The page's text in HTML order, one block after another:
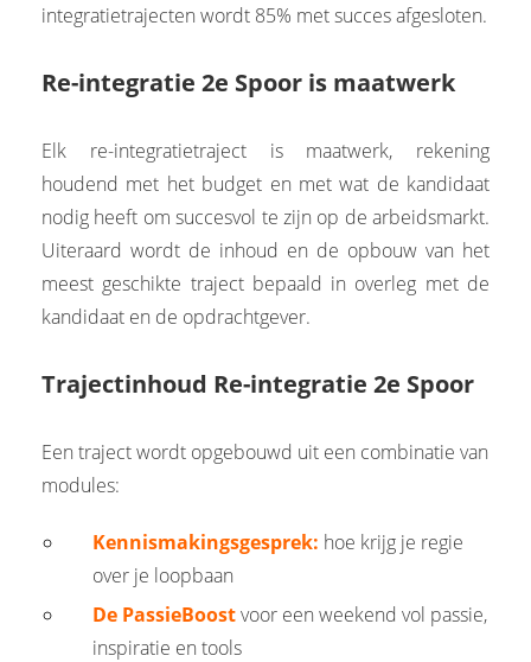
integratietrajecten wordt 85% met succes afgesloten.
Re-integratie 2e Spoor is maatwerk
Elk re-integratietraject is maatwerk, rekening
houdend met het budget en met wat de kandidaat
nodig heeft om succesvol te zijn op de arbeidsmarkt.
Uiteraard wordt de inhoud en de opbouw van het
meest geschikte traject bepaald in overleg met de
kandidaat en de opdrachtgever.
Trajectinhoud Re-integratie 2e Spoor
Een traject wordt opgebouwd uit een combinatie van
modules:
Kennismakingsgesprek: hoe krijg je regie
over je loopbaan
De PassieBoostvoor een weekend vol passie,
inspiratie en tools